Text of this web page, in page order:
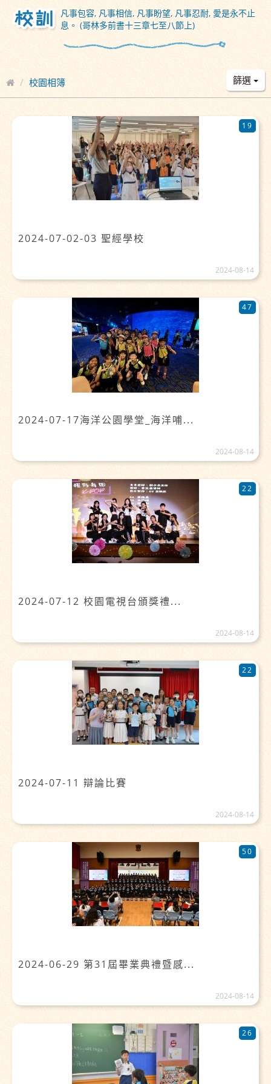
凡事包容, 凡事相信, 凡事盼望, 凡事忍耐, 愛是永不止
息。 (哥林多前書十三章七至八節上)
校園相簿 篩選
2024-07-02-03 聖經學校
19
2024-08-14
2024-07-17海洋公園學堂_海洋哺...
47
2024-08-14
2024-07-12 校園電視台頒獎禮...
22
2024-08-14
2024-07-11 辯論比賽
22
2024-08-14
2024-06-29 第31屆畢業典禮暨感...
50
2024-08-14
26